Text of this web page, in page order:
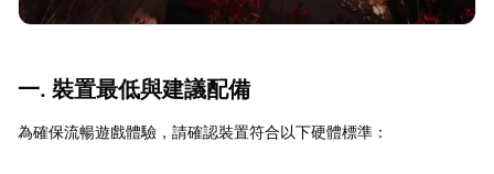
一. 裝置最低與建議配備
為確保流暢遊戲體驗，請確認裝置符合以下硬體標準：